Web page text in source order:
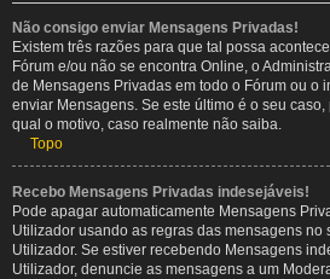
Não consigo enviar Mensagens Privadas!
Existem três razões para que tal possa
Fórum e/ou não se encontra Online, o
de Mensagens Privadas em todo o Fórum ou o
enviar Mensagens. Se este último é o seu
qual o motivo, caso realmente não saiba.
Topo
Recebo Mensagens Privadas indesejáveis!
Pode apagar automaticamente Mensagens
Utilizador usando as regras das mensagens no
Utilizador. Se estiver recebendo Mensagens
Utilizador, denuncie as mensagens a um